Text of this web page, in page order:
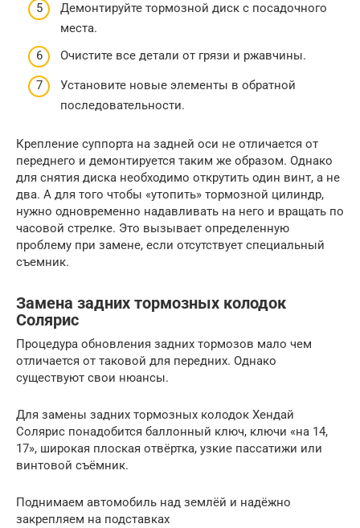
Демонтируйте тормозной диск с посадочного
места.
Очистите все детали от грязи и ржавчины.
Установите новые элементы в обратной
последовательности.
Крепление суппорта на задней оси не отличается от
переднего и демонтируется таким же образом. Однако
для снятия диска необходимо открутить один винт, а не
два. А для того чтобы «утопить» тормозной цилиндр,
нужно одновременно надавливать на него и вращать по
часовой стрелке. Это вызывает определенную
проблему при замене, если отсутствует специальный
съемник.
Замена задних тормозных колодок
Солярис
Процедура обновления задних тормозов мало чем
отличается от таковой для передних. Однако
существуют свои нюансы.
Для замены задних тормозных колодок Хендай
Солярис понадобится баллонный ключ, ключи «на 14,
17», широкая плоская отвёртка, узкие пассатижи или
винтовой съёмник.
Поднимаем автомобиль над землёй и надёжно
закрепляем на подставках